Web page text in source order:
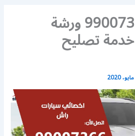
كراج راش 99007366 ورشة
تصليح